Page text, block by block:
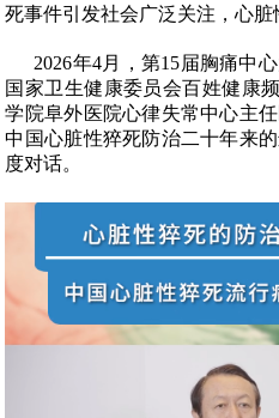
死事件引发社会广泛关注，心脏
2026年4月，第15届胸痛中
国家卫生健康委员会百姓健康
学院阜外医院心律失常中心主
中国心脏性猝死防治二十年来
度对话。